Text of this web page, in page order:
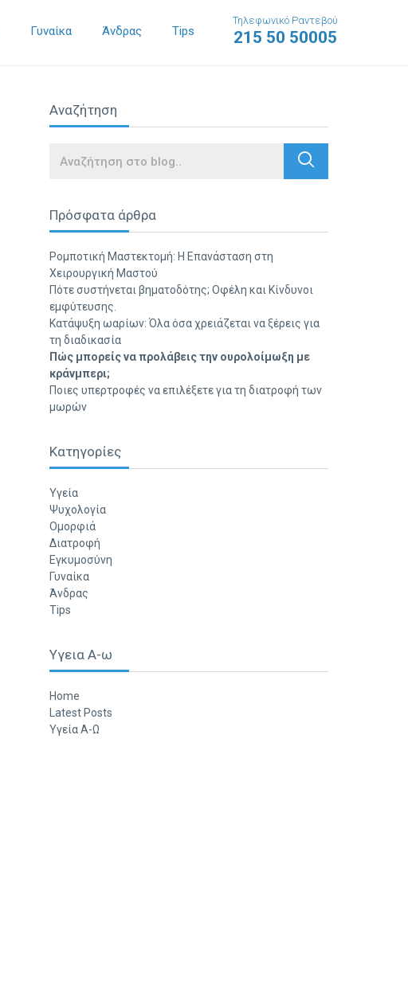
Γυναίκα Άνδρας Tips
Τηλεφωνικό Ραντεβού
215 50 50005
Αναζήτηση
Search
Πρόσφατα άρθρα
Ρομποτική Μαστεκτομή: Η Επανάσταση στη
Χειρουργική Μαστού
Πότε συστήνεται βηματοδότης; Οφέλη και Κίνδυνοι
εμφύτευσης.
Κατάψυξη ωαρίων: Όλα όσα χρειάζεται να ξέρεις για
τη διαδικασία
Πώς μπορείς να προλάβεις την ουρολοίμωξη με
κράνμπερι;
Ποιες υπερτροφές να επιλέξετε για τη διατροφή των
μωρών
Κατηγορίες
Υγεία
Ψυχολογία
Ομορφιά
Διατροφή
Εγκυμοσύνη
Γυναίκα
Άνδρας
Tips
Υγεια Α-ω
Home
Latest Posts
Υγεία Α-Ω